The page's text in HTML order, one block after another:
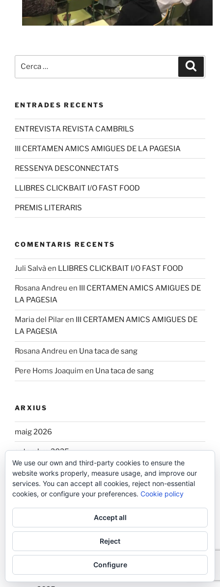
ENTRADES RECENTS
ENTREVISTA REVISTA CAMBRILS
III CERTAMEN AMICS AMIGUES DE LA PAGESIA
RESSENYA DESCONNECTATS
LLIBRES CLICKBAIT I/O FAST FOOD
PREMIS LITERARIS
COMENTARIS RECENTS
Juli Salvàen LLIBRES CLICKBAIT I/O FAST FOOD
Rosana Andreu en
III CERTAMEN AMICS AMIGUES DE
LA PAGESIA
Maria del Pilaren
III CERTAMEN AMICS AMIGUES DE
LA PAGESIA
Rosana Andreu en Una taca de sang
Pere Homs Joaquim en Una taca de sang
ARXIUS
maig 2026
setembre 2025
agost 2025
juliol 2025
maig 2025
abril 2025
març 2025
We use our own and third-party cookies to ensure the
website works properly, measure usage, and improve our
services. You can accept all cookies, reject non-essential
cookies, or configure your preferences. Cookie policy
Accept all
Reject
Configure